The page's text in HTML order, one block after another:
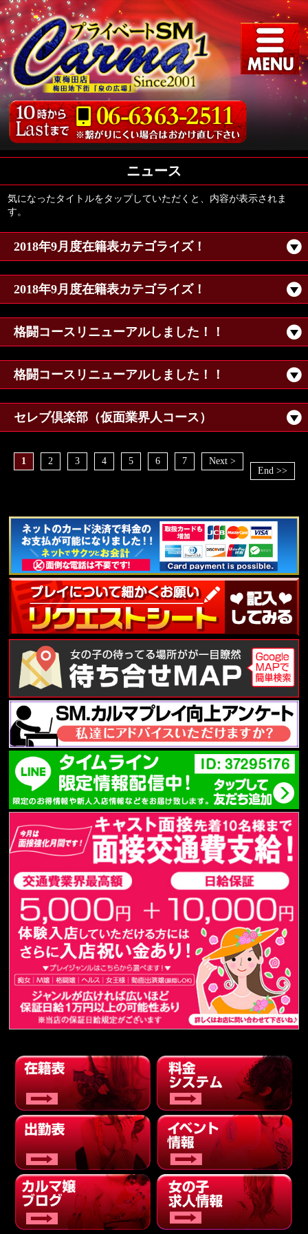
ニュース
気になったタイトルをタップしていただくと、内容が表示されま
す。
2018年9月度在籍表カテゴライズ！
2018年9月度在籍表カテゴライズ！
格闘コースリニューアルしました！！
格闘コースリニューアルしました！！
セレブ倶楽部（仮面業界人コース）
1 2 3 4 5 6 7
Next >
End >>